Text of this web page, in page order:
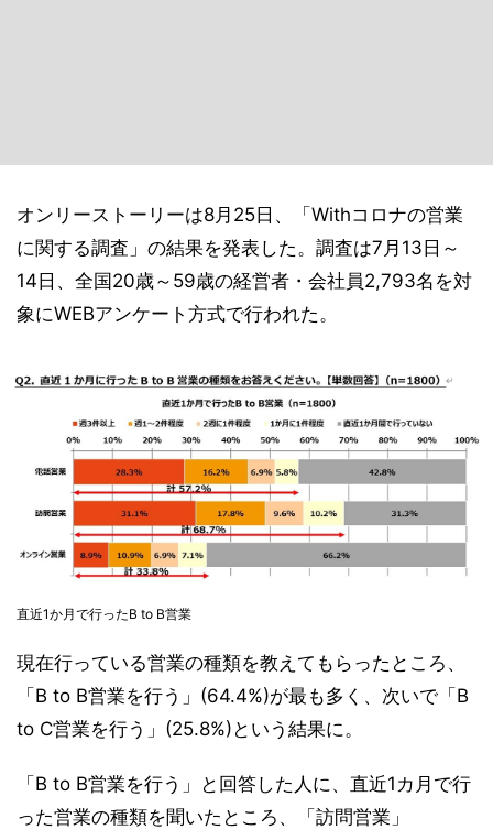
オンリーストーリーは8月25日、「Withコロナの営業
に関する調査」の結果を発表した。調査は7月13日～
14日、全国20歳～59歳の経営者・会社員2,793名を対
象にWEBアンケート方式で行われた。
直近1か月で行ったB to B営業
現在行っている営業の種類を教えてもらったところ、
「B to B営業を行う」(64.4%)が最も多く、次いで「B
to C営業を行う」(25.8%)という結果に。
「B to B営業を行う」と回答した人に、直近1カ月で行
った営業の種類を聞いたところ、「訪問営業」